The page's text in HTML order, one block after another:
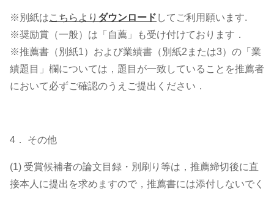
※別紙はこちらより ダウンロード してご利用願います.
※奨励賞（一般）は「自薦」も受け付けております．
※推薦書（別紙1）および業績書（別紙2または3）の「業
績題目」欄については，題目が一致していることを推薦者
において必ずご確認のうえご提出ください．
4． その他
(1) 受賞候補者の論文目録・別刷り等は，推薦締切後に直
接本人に提出を求めますので，推薦書には添付しないでく